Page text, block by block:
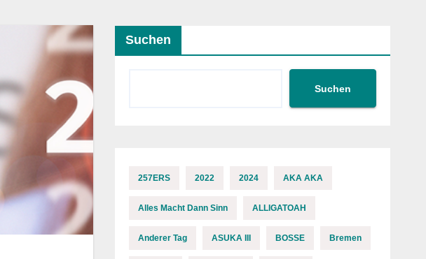
Suchen
Suchen
257ERS 2022 2024 AKA AKA
Alles Macht Dann Sinn ALLIGATOAH
Anderer Tag ASUKA III BOSSE Bremen